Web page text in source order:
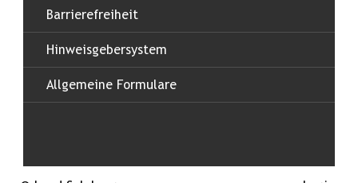
Barrierefreiheit
Hinweisgebersystem
Allgemeine Formulare